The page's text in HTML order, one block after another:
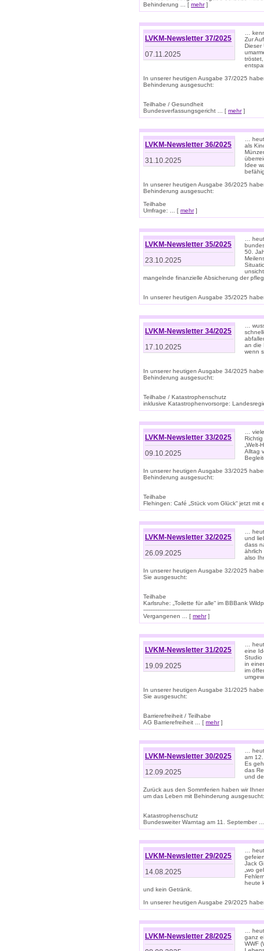
Behinderung ... [ mehr]
LVKM-Newsletter 37/2025
07.11.2025
…
Zur
Dieser
In unserer heutigen Ausgabe 37/2025
Behinderung ausgesucht:
Teilhabe / Gesundheit
Bundesverfassungsgericht ... [ mehr]
LVKM-Newsletter 36/2025
31.10.2025
…
als
Idee
In unserer heutigen Ausgabe 36/2025
Behinderung ausgesucht:
Teilhabe
Umfrage: ... [ mehr]
LVKM-Newsletter 35/2025
23.10.2025
…
50.
mangelnde finanzielle Absicherung der
In unserer heutigen Ausgabe 35/2025
LVKM-Newsletter 34/2025
17.10.2025
…
an die
wenn
In unserer heutigen Ausgabe 34/2025
Behinderung ausgesucht:
Teilhabe / Katastrophenschutz
inklusive Katastrophenvorsorge:
LVKM-Newsletter 33/2025
09.10.2025
…
Alltag
In unserer heutigen Ausgabe 33/2025
Behinderung ausgesucht:
Teilhabe
Flehingen: Café „Stück vom Glück“ jetzt mit
LVKM-Newsletter 32/2025
26.09.2025
…
und
dass
ährlich
also
In unserer heutigen Ausgabe 32/2025
Sie ausgesucht:
Teilhabe
Karlsruhe: „Toilette für alle“ im BBBank
--------------------------------------
Vergangenen ... [ mehr]
LVKM-Newsletter 31/2025
19.09.2025
…
eine
Studio
in
im
In unserer heutigen Ausgabe 31/2025
Sie ausgesucht:
Barrierefreiheit / Teilhabe
AG Barrierefreiheit ... [ mehr]
LVKM-Newsletter 30/2025
12.09.2025
…
am
Es
das
und
Zurück aus den Sommferien haben wir
um das Leben mit Behinderung ausgesucht:
Katastrophenschutz
Bundesweiter Warntag am 11. September
LVKM-Newsletter 29/2025
14.08.2025
…
Jack
„wo
heute
und kein Getränk.
In unserer heutigen Ausgabe 29/2025
LVKM-Newsletter 28/2025
…
ganz
WWF